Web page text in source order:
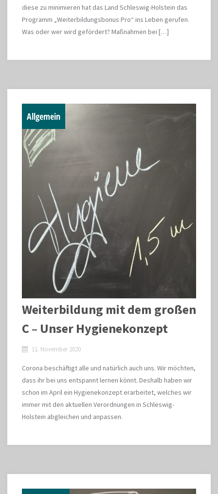
diese zu minimieren hat das Land Schleswig-Holstein das
Programm „Weiterbildungsbonus Pro“ ins Leben gerufen.
Was oder wer wird gefördert? Maßnahmen bei […]
Allgemein
Weiterbildung mit dem großen
C – Unser Hygienekonzept
11. November 2020
Corona beschäftigt alle und natürlich auch uns. Wir möchten,
dass ihr bei uns entspannt lernen könnt. Deshalb haben wir
schon im April ein Hygienekonzept erarbeitet, welches wir
immer mit den aktuellen Verordnungen in Schleswig-
Holstein abgleichen und anpassen.